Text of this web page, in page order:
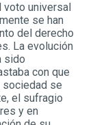
voto universal
se han
del derecho
La evolución
sido
con que
sociedad se
el sufragio
y en